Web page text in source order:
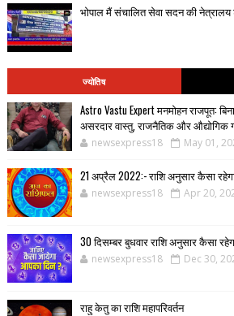
भोपाल मैं संचालित सेवा सदन की
ज्योतिष
Astro Vastu Expert मनमोहन राजपूत:
असरदार वास्तु, राजनैतिक और औद्योगिक
newsexpress18 May 01,
21 अप्रैल 2022:- राशि अनुसार कैसा
newsexpress18 Apr 20,
30 दिसम्बर बुधवार राशि अनुसार कैसा
newsexpress18 Dec 30,
राहु केतु का राशि महापरिवर्तन